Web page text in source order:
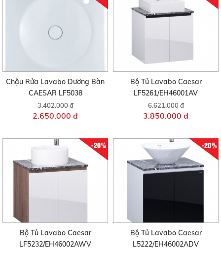
Chậu Rửa Lavabo Dương Bàn
CAESAR LF5038
3.402.000 đ
2.650.000 đ
Bộ Tủ Lavabo Caesar
LF5261/EH46001AV
6.621.000 đ
3.850.000 đ
-20%
Bộ Tủ Lavabo Caesar
LF5232/EH46002AWV
-20%
Bộ Tủ Lavabo Caesar
L5222/EH46002ADV